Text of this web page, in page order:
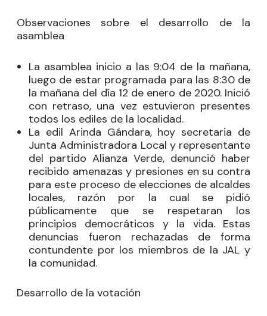
Observaciones sobre el desarrollo de la
asamblea
La asamblea inicio a las 9:04 de la mañana,
luego de estar programada para las 8:30 de
la mañana del día 12 de enero de 2020. Inició
con retraso, una vez estuvieron presentes
todos los ediles de la localidad.
La edil Arinda Gándara, hoy secretaria de
Junta Administradora Local y representante
del partido Alianza Verde, denunció haber
recibido amenazas y presiones en su contra
para este proceso de elecciones de alcaldes
locales, razón por la cual se pidió
públicamente que se respetaran los
principios democráticos y la vida. Estas
denuncias fueron rechazadas de forma
contundente por los miembros de la JAL y
la comunidad.
Desarrollo de la votación